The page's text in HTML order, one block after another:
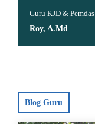
Guru KJD & Pemdas
Roy, A.Md
Blog Guru